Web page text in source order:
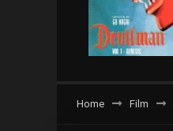
Home Film